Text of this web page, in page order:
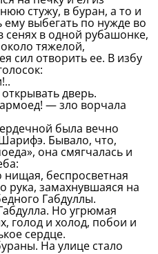
стужу, в буран, а то и
выбегать по нужде во
сенях в одной рубашонке,
тяжелой,
сил отворить ее. В избу
дверь.
— зло ворчала
была вечно
Бывало, что,
она смягчалась и
беспросветная
рука, замахнувшаяся на
Габдуллы.
Но угрюмая
голод и холод, побои и
сердце.
На улице стало